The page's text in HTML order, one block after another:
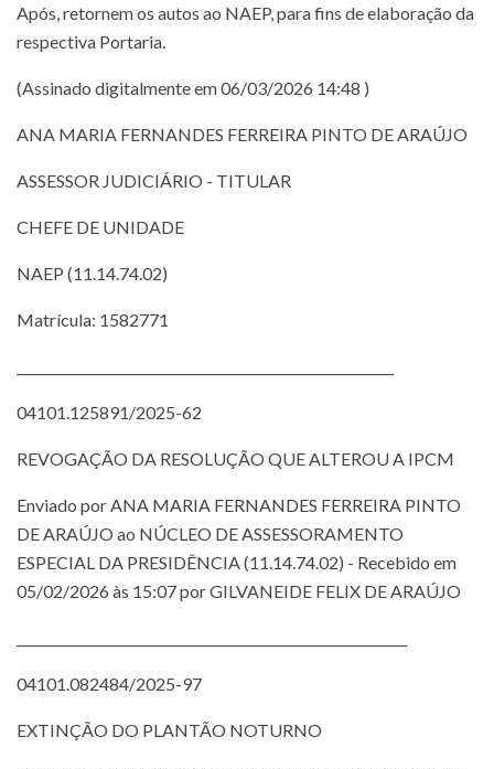
Após, retornem os autos ao NAEP, para fins de elaboração da
respectiva Portaria.
(Assinado digitalmente em 06/03/2026 14:48 )
ANA MARIA FERNANDES FERREIRA PINTO DE ARAÚJO
ASSESSOR JUDICIÁRIO - TITULAR
CHEFE DE UNIDADE
NAEP (11.14.74.02)
Matrícula: 1582771
04101.125891/2025-62
REVOGAÇÃO DA RESOLUÇÃO QUE ALTEROU A IPCM
Enviado por ANA MARIA FERNANDES FERREIRA PINTO
DE ARAÚJO ao NÚCLEO DE ASSESSORAMENTO
ESPECIAL DA PRESIDÊNCIA (11.14.74.02) - Recebido em
05/02/2026 às 15:07 por GILVANEIDE FELIX DE ARAÚJO
04101.082484/2025-97
EXTINÇÃO DO PLANTÃO NOTURNO